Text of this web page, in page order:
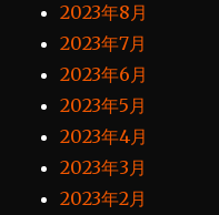
2023年8月
2023年7月
2023年6月
2023年5月
2023年4月
2023年3月
2023年2月